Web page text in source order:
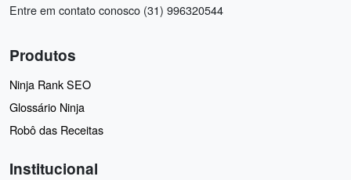
Entre em contato conosco (31) 996320544
Produtos
Ninja Rank SEO
Glossário Ninja
Robô das Receitas
Institucional